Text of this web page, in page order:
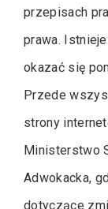
przepisach
prawa.
okazać się
Przede
strony
Ministerstwo
Adwokacka,
dotyczące